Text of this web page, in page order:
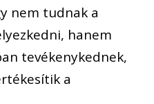
nem tudnak a
hanem
tevékenykednek,
a